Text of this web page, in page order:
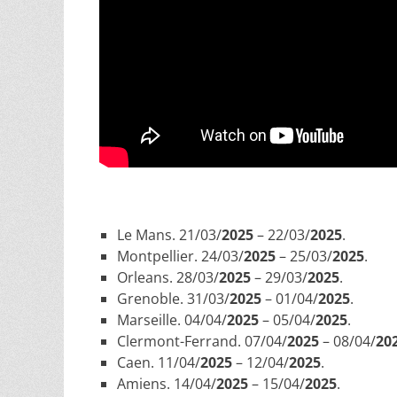
Le Mans. 21/03/2025– 22/03/2025.
Montpellier. 24/03/2025– 25/03/2025.
Orleans. 28/03/2025– 29/03/2025.
Grenoble. 31/03/2025– 01/04/2025.
Marseille. 04/04/2025– 05/04/2025.
Clermont-Ferrand. 07/04/2025– 08/04/
Caen. 11/04/2025– 12/04/2025.
Amiens. 14/04/2025– 15/04/2025.